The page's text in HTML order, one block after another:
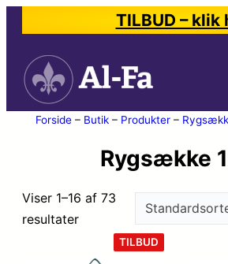
TILBUD – klik
Forside – Butik – Produkter –
Rygsække
Viser 1–16 af 73
resultater
TILBUD
PÅ